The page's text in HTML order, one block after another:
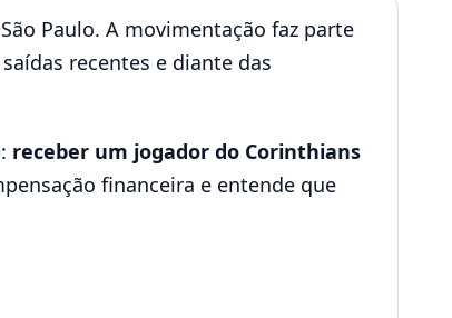
Paulo. A movimentação faz parte
recentes e diante das
receber um jogador do Corinthians
financeira e entende que